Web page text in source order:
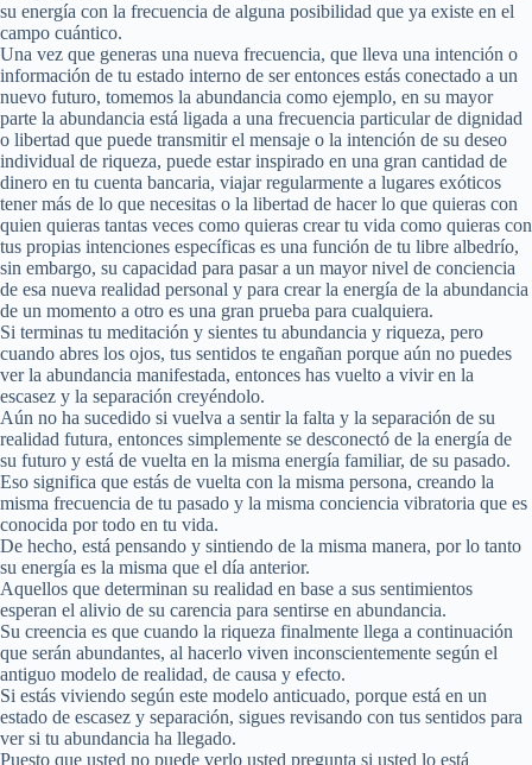
su energía con la frecuencia de alguna posibilidad que ya existe en el
campo cuántico.
Una vez que generas una nueva frecuencia, que lleva una intención o
información de tu estado interno de ser entonces estás conectado a un
nuevo futuro, tomemos la abundancia como ejemplo, en su mayor
parte la abundancia está ligada a una frecuencia particular de dignidad
o libertad que puede transmitir el mensaje o la intención de su deseo
individual de riqueza, puede estar inspirado en una gran cantidad de
dinero en tu cuenta bancaria, viajar regularmente a lugares exóticos
tener más de lo que necesitas o la libertad de hacer lo que quieras con
quien quieras tantas veces como quieras crear tu vida como quieras con
tus propias intenciones específicas es una función de tu libre albedrío,
sin embargo, su capacidad para pasar a un mayor nivel de conciencia
de esa nueva realidad personal y para crear la energía de la abundancia
de un momento a otro es una gran prueba para cualquiera.
Si terminas tu meditación y sientes tu abundancia y riqueza, pero
cuando abres los ojos, tus sentidos te engañan porque aún no puedes
ver la abundancia manifestada, entonces has vuelto a vivir en la
escasez y la separación creyéndolo.
Aún no ha sucedido si vuelva a sentir la falta y la separación de su
realidad futura, entonces simplemente se desconectó de la energía de
su futuro y está de vuelta en la misma energía familiar, de su pasado.
Eso significa que estás de vuelta con la misma persona, creando la
misma frecuencia de tu pasado y la misma conciencia vibratoria que es
conocida por todo en tu vida.
De hecho, está pensando y sintiendo de la misma manera, por lo tanto
su energía es la misma que el día anterior.
Aquellos que determinan su realidad en base a sus sentimientos
esperan el alivio de su carencia para sentirse en abundancia.
Su creencia es que cuando la riqueza finalmente llega a continuación
que serán abundantes, al hacerlo viven inconscientemente según el
antiguo modelo de realidad, de causa y efecto.
Si estás viviendo según este modelo anticuado, porque está en un
estado de escasez y separación, sigues revisando con tus sentidos para
ver si tu abundancia ha llegado.
Puesto que usted no puede verlo usted pregunta si usted lo está